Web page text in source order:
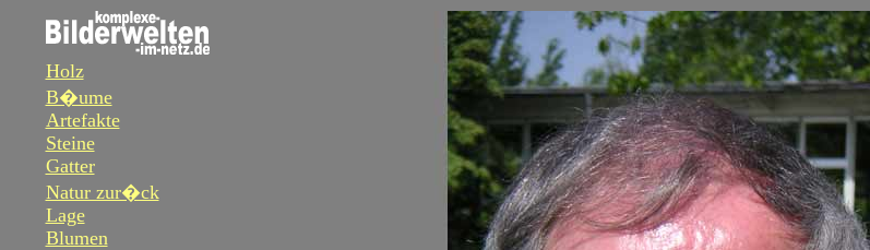
Holz
B�ume
Artefakte
Steine
Gatter
Natur zur�ck
Lage
Blumen